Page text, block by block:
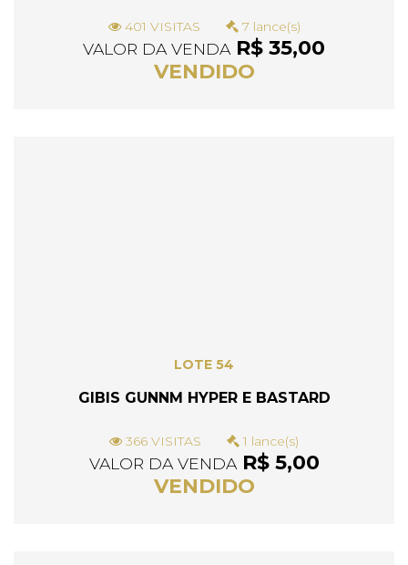
401 VISITAS 7 lance(s)
VALOR DA VENDAR$ 35,00
VENDIDO
LOTE 54
GIBIS GUNNM HYPER E BASTARD
366 VISITAS 1 lance(s)
VALOR DA VENDAR$ 5,00
VENDIDO